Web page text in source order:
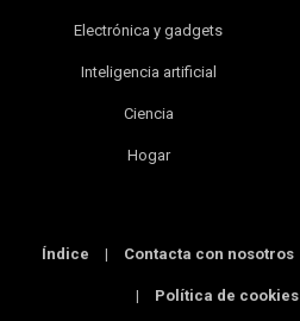
Electrónica y gadgets
Inteligencia artificial
Ciencia
Hogar
Índice | Contacta con nosotros
| Política de cookies